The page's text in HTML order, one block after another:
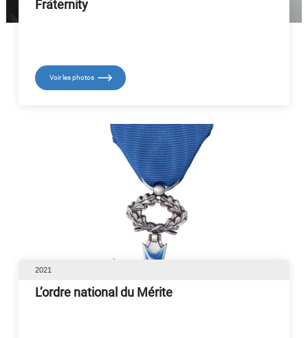
Fraternity
Voir les photos
2021
L’ordre national du Mérite